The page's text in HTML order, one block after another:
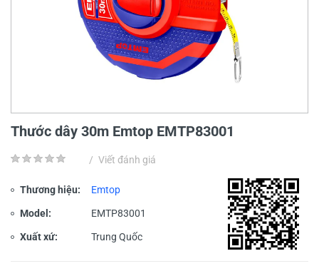
Thước dây 30m Emtop EMTP83001
/ Viết đánh giá
Thương hiệu: Emtop
Model: EMTP83001
Xuất xứ: Trung Quốc